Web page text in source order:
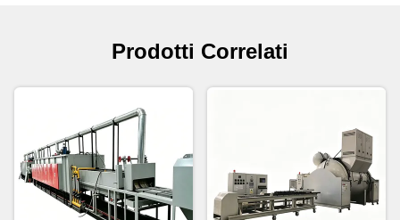
Prodotti Correlati